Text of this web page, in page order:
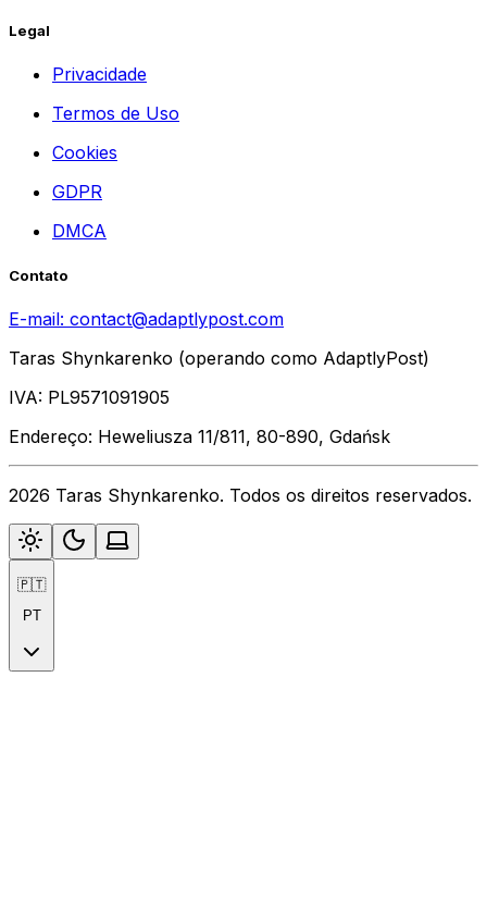
Legal
Privacidade
Termos de Uso
Cookies
GDPR
DMCA
Contato
E-mail: contact@adaptlypost.com
Taras Shynkarenko (operando como AdaptlyPost)
IVA: PL9571091905
Endereço: Heweliusza 11/811, 80-890, Gdańsk
2026 Taras Shynkarenko. Todos os direitos reservados.
🇵🇹
PT